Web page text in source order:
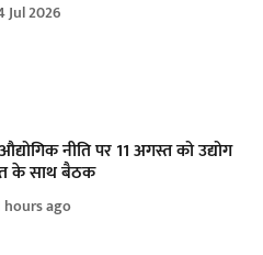
Jul 2026
नीति पर 11 अगस्त को उद्योग
के साथ बैठक
hours ago